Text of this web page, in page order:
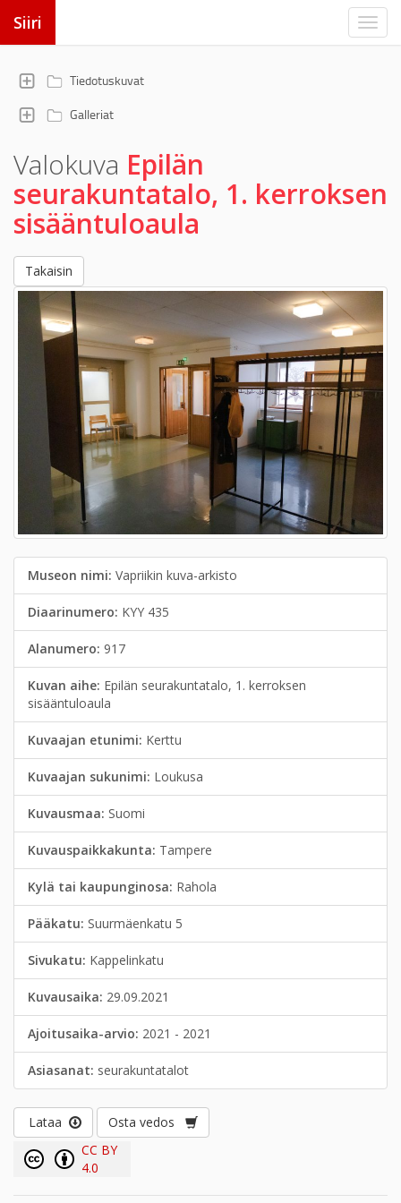
Siiri
Tiedotuskuvat
Galleriat
Valokuva Epilän
seurakuntatalo, 1. kerroksen
sisääntuloaula
Takaisin
Museon nimi: Vapriikin kuva-arkisto
Diaarinumero: KYY 435
Alanumero: 917
Kuvan aihe: Epilän seurakuntatalo, 1. kerroksen
sisääntuloaula
Kuvaajan etunimi: Kerttu
Kuvaajan sukunimi: Loukusa
Kuvausmaa: Suomi
Kuvauspaikkakunta: Tampere
Kylä tai kaupunginosa: Rahola
Pääkatu: Suurmäenkatu 5
Sivukatu: Kappelinkatu
Kuvausaika: 29.09.2021
Ajoitusaika-arvio: 2021 - 2021
Asiasanat: seurakuntatalot
Lataa
Osta vedos
CC BY
4.0